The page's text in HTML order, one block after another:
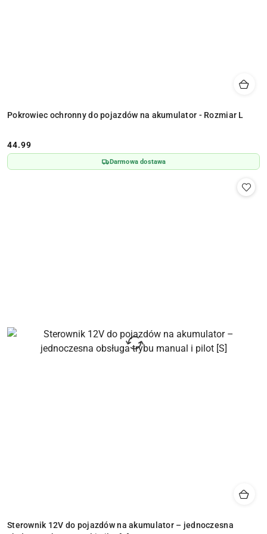
Pokrowiec ochronny do pojazdów na akumulator - Rozmiar L
Cena:
44.99
Darmowa dostawa
Sterownik 12V do pojazdów na akumulator – jednoczesna